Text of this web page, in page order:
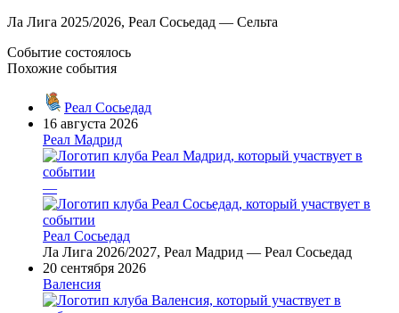
Ла Лига 2025/2026, Реал Сосьедад — Сельта
Событие состоялось
Похожие события
Реал Сосьедад
16 августа 2026
Реал Мадрид
—
Реал Сосьедад
Ла Лига 2026/2027, Реал Мадрид — Реал Сосьедад
20 сентября 2026
Валенсия